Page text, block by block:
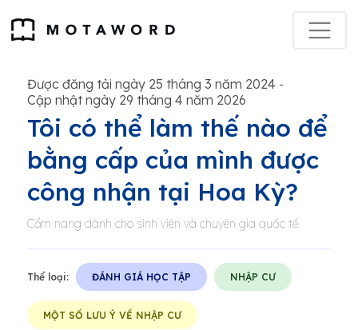
Được đăng tải ngày 25 tháng 3 năm 2024 -
Cập nhật ngày 29 tháng 4 năm 2026
Tôi có thể làm thế nào để
bằng cấp của mình được
công nhận tại Hoa Kỳ?
Cẩm nang dành cho sinh viên và chuyên gia quốc tế
Thể loại: ĐÁNH GIÁ HỌC TẬP NHẬP CƯ
MỘT SỐ LƯU Ý VỀ NHẬP CƯ